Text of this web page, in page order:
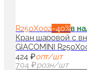
R250X002−40%в
Кран шаровой с
GIACOMINI
424 ₽опт/шт
704 ₽розн/шт